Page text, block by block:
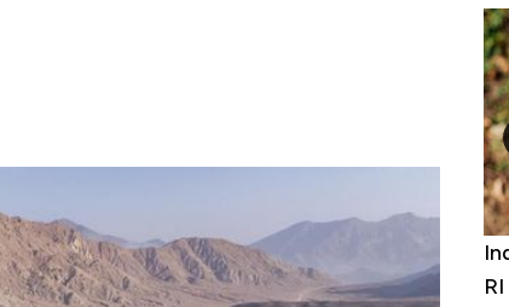
&
Industri Susu Jadi Bintang Baru Ekonomi
RI
5